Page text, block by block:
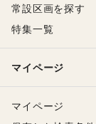
常設区画を探す
特集一覧
マイページ
マイページ